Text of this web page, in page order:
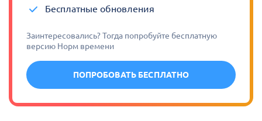
Бесплатные обновления
Заинтересовались? Тогда попробуйте бесплатную
версию Норм времени
ПОПРОБОВАТЬ БЕСПЛАТНО